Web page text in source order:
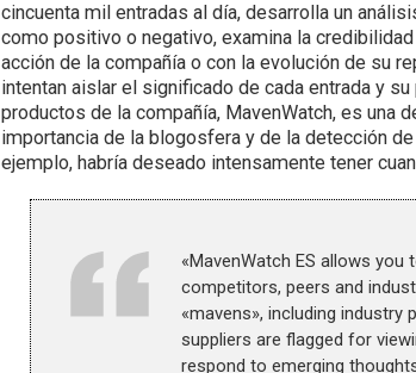
cincuenta mil entradas al día, desarrolla un
como positivo o negativo, examina la
acción de la compañía o con la evolución de su
intentan aislar el significado de cada entrada y
productos de la compañía, MavenWatch, es una
importancia de la blogosfera y de la detección
ejemplo, habría deseado intensamente tener
«MavenWatch ES allows
competitors, peers and
«mavens», including
suppliers are flagged for
respond to emerging